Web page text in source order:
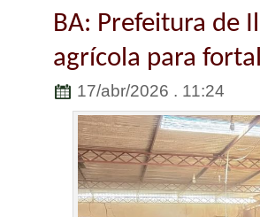
BA: Prefeitura de
agrícola para
17/abr/2026 . 11:24